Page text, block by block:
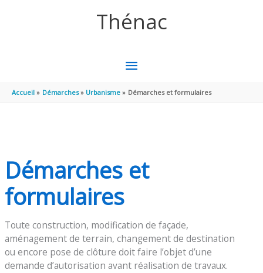
Thénac
MENU
PRINCIPAL
Accueil Démarches Urbanisme Démarches et formulaires
Démarches et
formulaires
Toute construction, modification de façade,
aménagement de terrain, changement de destination
ou encore pose de clôture doit faire l’objet d’une
demande d’autorisation avant réalisation de travaux.